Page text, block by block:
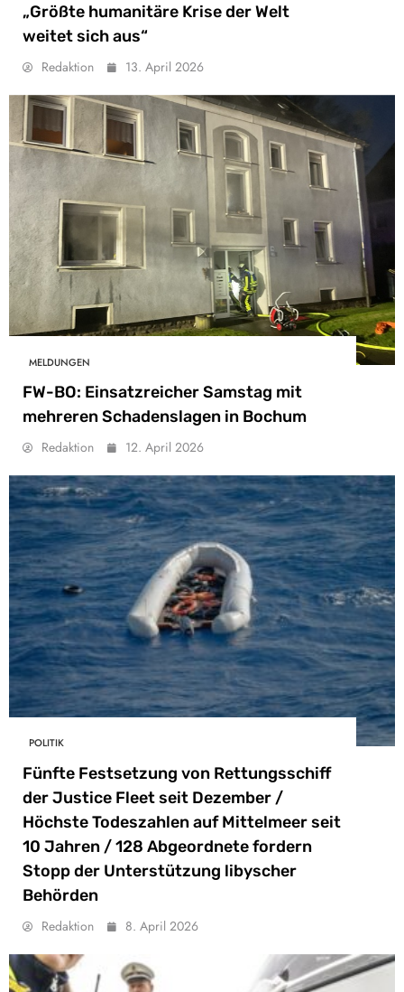
„Größte humanitäre Krise der Welt
weitet sich aus“
Redaktion 13. April 2026
MELDUNGEN
FW-BO: Einsatzreicher Samstag mit
mehreren Schadenslagen in Bochum
Redaktion 12. April 2026
POLITIK
Fünfte Festsetzung von Rettungsschiff
der Justice Fleet seit Dezember /
Höchste Todeszahlen auf Mittelmeer seit
10 Jahren / 128 Abgeordnete fordern
Stopp der Unterstützung libyscher
Behörden
Redaktion 8. April 2026